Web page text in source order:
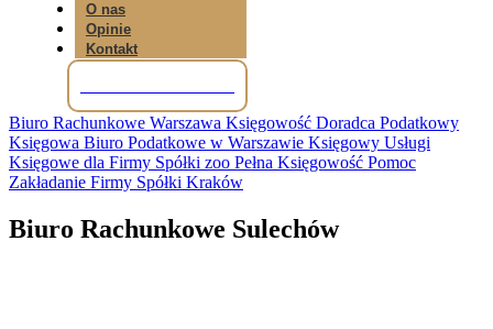
O nas
Opinie
Kontakt
Biuro Rachunkowe Warszawa Księgowość Doradca Podatkowy
Księgowa Biuro Podatkowe w Warszawie Księgowy Usługi
Księgowe dla Firmy Spółki zoo Pełna Księgowość Pomoc
Zakładanie Firmy Spółki Kraków
Biuro Rachunkowe Sulechów